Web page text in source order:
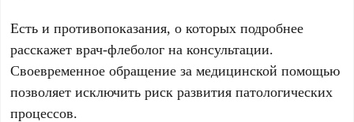
Есть и противопоказания, о которых подробнее
расскажет врач-флеболог на консультации.
Своевременное обращение за медицинской помощью
позволяет исключить риск развития патологических
процессов.